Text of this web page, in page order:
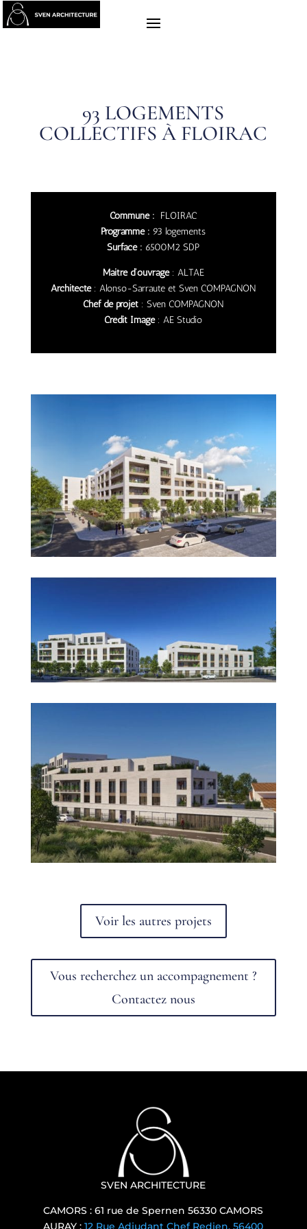
93 LOGEMENTS
COLLECTIFS À FLOIRAC
Commune : FLOIRAC
Programme : 93 logements
Surface : 6500M2 SDP
Maitre d’ouvrage: ALTAE
Architecte: Alonso-Sarraute et Sven COMPAGNON
Chef de projet : Sven COMPAGNON
Crédit Image: AE Studio
Voir les autres projets
Vous recherchez un accompagnement ?
Contactez nous
SVEN ARCHITECTURE
CAMORS : 61 rue de Spernen 56330 CAMORS
AURAY :12 Rue Adjudant Chef Redien, 56400